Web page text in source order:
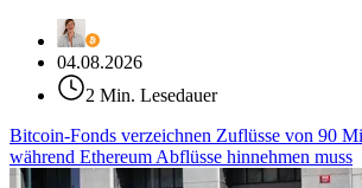
04.08.2026
2 Min. Lesedauer
Bitcoin-Fonds verzeichnen Zuflüsse von 90
während Ethereum Abflüsse hinnehmen muss